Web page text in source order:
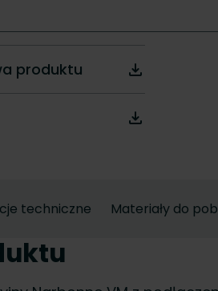
produktu
techniczne Materiały do